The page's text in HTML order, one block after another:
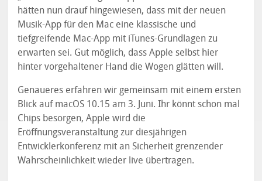
hätten nun drauf hingewiesen, dass mit der neuen
Musik-App für den Mac eine klassische und
tiefgreifende Mac-App mit iTunes-Grundlagen zu
erwarten sei. Gut möglich, dass Apple selbst hier
hinter vorgehaltener Hand die Wogen glätten will.
Genaueres erfahren wir gemeinsam mit einem ersten
Blick auf macOS 10.15 am 3. Juni. Ihr könnt schon mal
Chips besorgen, Apple wird die
Eröffnungsveranstaltung zur diesjährigen
Entwicklerkonferenz mit an Sicherheit grenzender
Wahrscheinlichkeit wieder live übertragen.